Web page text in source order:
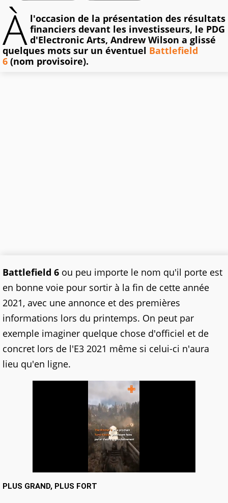
À l'occasion de la présentation des résultats
financiers devant les investisseurs, le PDG
d'Electronic Arts, Andrew Wilson a glissé
quelques mots sur un éventuel Battlefield
6 (nom provisoire).
Battlefield 6 ou peu importe le nom qu'il porte est
en bonne voie pour sortir à la fin de cette année
2021, avec une annonce et des premières
informations lors du printemps. On peut par
exemple imaginer quelque chose d'officiel et de
concret lors de l'E3 2021 même si celui-ci n'aura
lieu qu'en ligne.
PLUS GRAND, PLUS FORT